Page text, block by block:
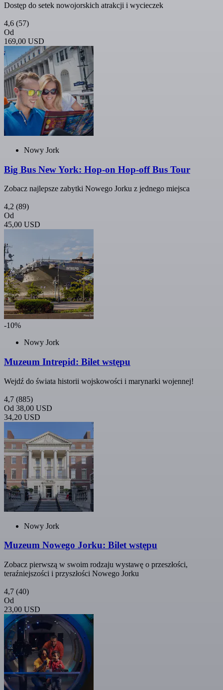
Dostęp do setek nowojorskich atrakcji i wycieczek
4,6 (57)
Od
169,00 USD
Nowy Jork
Big Bus New York: Hop-on Hop-off Bus Tour
Zobacz najlepsze zabytki Nowego Jorku z jednego miejsca
4,2 (89)
Od
45,00 USD
-10%
Nowy Jork
Muzeum Intrepid: Bilet wstępu
Wejdź do świata historii wojskowości i marynarki wojennej!
4,7 (885)
Od 38,00 USD
34,20 USD
Nowy Jork
Muzeum Nowego Jorku: Bilet wstępu
Zobacz pierwszą w swoim rodzaju wystawę o przeszłości,
teraźniejszości i przyszłości Nowego Jorku
4,7 (40)
Od
23,00 USD